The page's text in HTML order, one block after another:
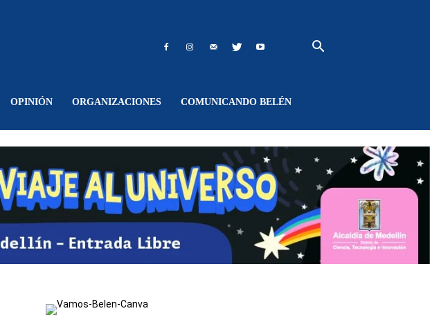
OPINIÓN ORGANIZACIONES COMUNICANDO BELÉN